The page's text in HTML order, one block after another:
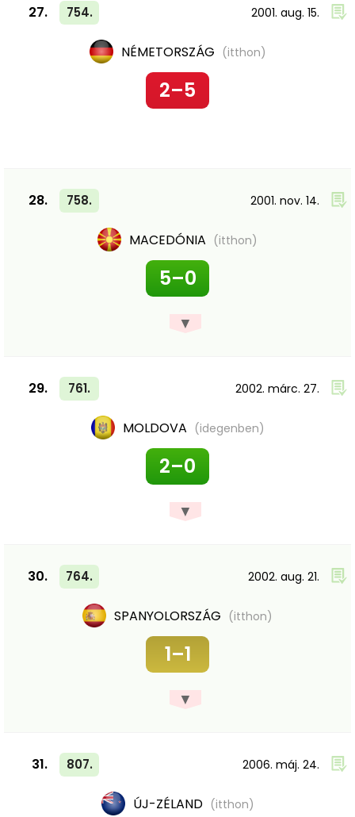
27. 754. 2001. aug. 15.
NÉMETORSZÁG (itthon)
2–5
28. 758. 2001. nov. 14.
MACEDÓNIA (itthon)
5–0
▼
29. 761. 2002. márc. 27.
MOLDOVA (idegenben)
2–0
▼
30. 764. 2002. aug. 21.
SPANYOLORSZÁG (itthon)
1–1
▼
31. 807. 2006. máj. 24.
ÚJ-ZÉLAND (itthon)